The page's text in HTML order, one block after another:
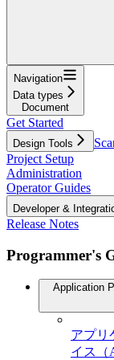
Navigation
Data types
Document
Get Started
Design Tools
Project Setup
Administration
Operator Guides
Developer &
Release Notes
Programmer's
Application
アプリ
イス（